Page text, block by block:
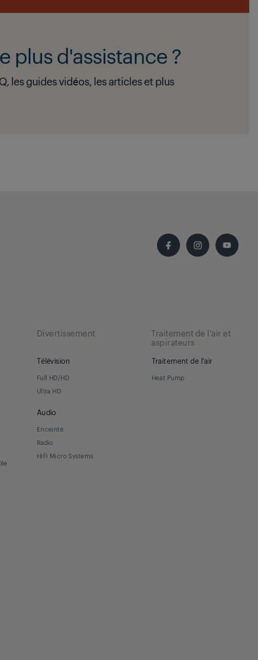
plus d'assistance ?
les guides vidéos, les articles et plus
Divertissement
Télévision
Full HD/HD
Ultra HD
Audio
Enceinte
Radio
HiFi Micro Systems
Traitement de l'air et
aspirateurs
Traitement de l'air
Heat Pump